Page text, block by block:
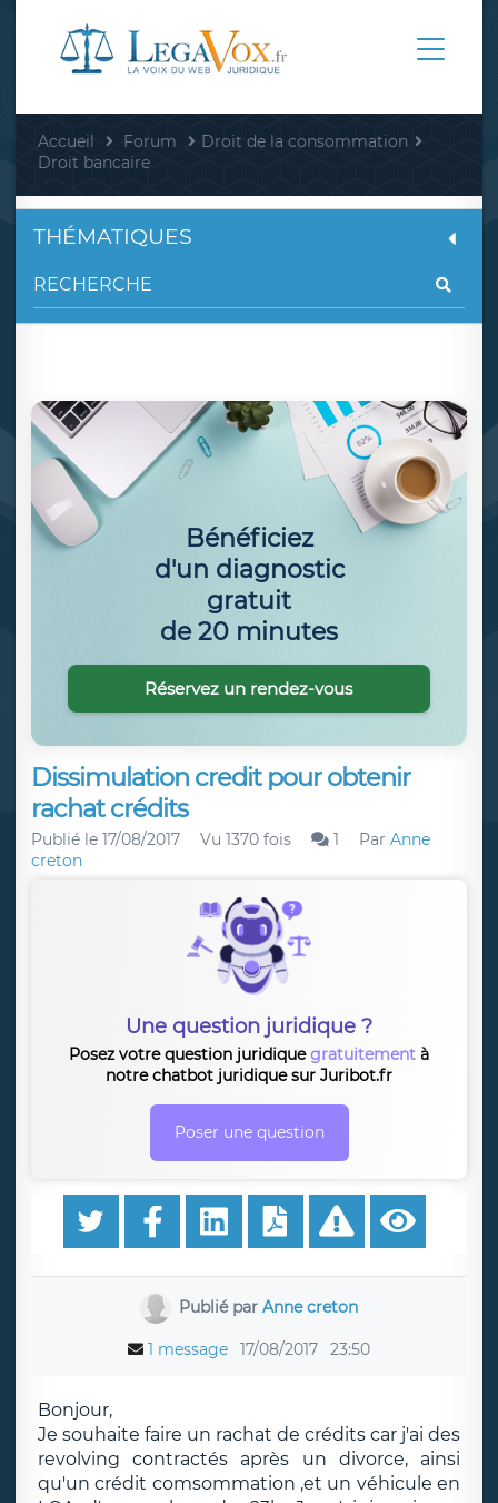
Accueil Forum
Droit de la consommation
Droit bancaire
Dissimulation credit pour obtenir
rachat crédits
Publié le 17/08/2017 Vu 1370 fois 1 Par Anne
creton
Une question juridique ?
Posez votre question juridiquegratuitement à
notre chatbot juridique sur Juribot.fr
Poser une question
Publié parAnne creton
1 message 17/08/2017 23:50
Bonjour,
Je souhaite faire un rachat de crédits car j'ai des
revolving contractés après un divorce, ainsi
qu'un crédit comsommation ,et un véhicule en
THÉMATIQUES
Bénéficiez
d'un diagnostic
gratuit
de 20 minutes
Réservez un rendez-vous